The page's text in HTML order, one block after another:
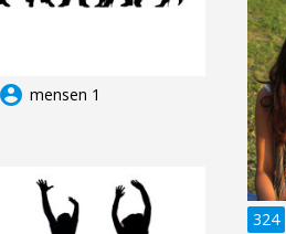
account_circle mensen 1
324